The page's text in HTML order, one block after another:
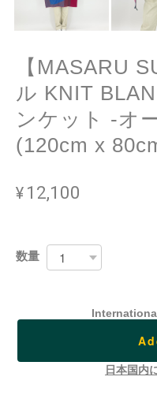
【MASARU
ル KNIT
ンケット -オ
(120cm x
¥12,100
数量
日本国内